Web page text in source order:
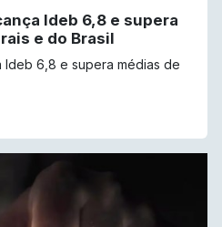
Ideb 6,8 e supera
e do Brasil
Ideb 6,8 e supera médias de